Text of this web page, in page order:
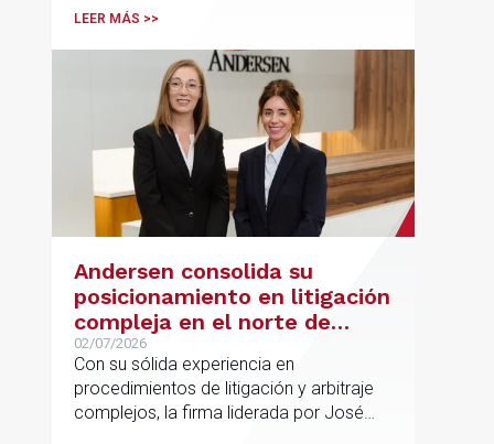
españolas que combinan los sectores
LEER MÁS >>
Andersen consolida su
posicionamiento en litigación
compleja en el norte de
España con la incorporación
de Rebeca Larena
02/07/2026
Con su sólida experiencia en
procedimientos de litigación y arbitraje
complejos, la firma liderada por José